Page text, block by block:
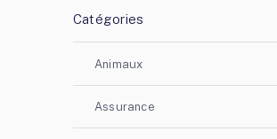
Catégories
Animaux
Assurance